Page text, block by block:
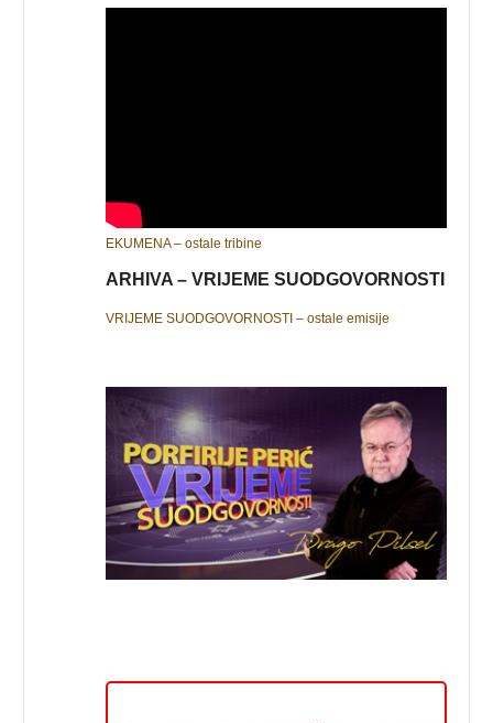
EKUMENA – ostale tribine
ARHIVA – VRIJEME SUODGOVORNOSTI
VRIJEME SUODGOVORNOSTI – ostale emisije